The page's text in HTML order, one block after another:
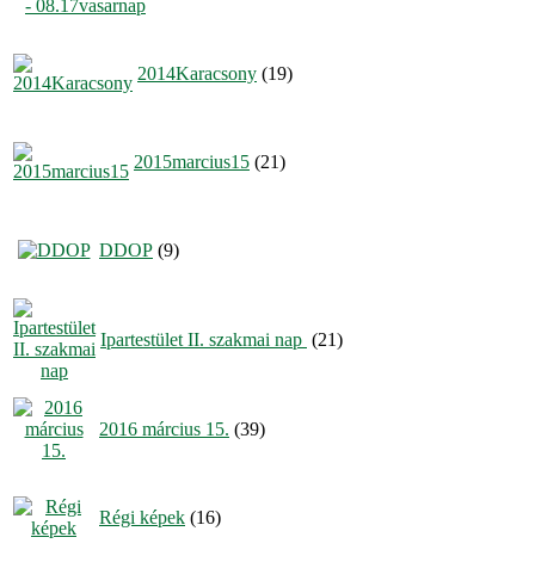
2014Karacsony (19)
2015marcius15 (21)
DDOP (9)
Ipartestület II. szakmai nap (21)
2016 március 15. (39)
Régi képek (16)